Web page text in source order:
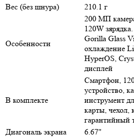
Вес (без шнура)
210.1 г
Особенности
200 МП
120W
Gorilla Glass
охлаждение
HyperOS,
дисплей
В комплекте
Смартфон,
устройство,
инструмент
карты, чехол,
гарантийный
Диагональ экрана
6.67"